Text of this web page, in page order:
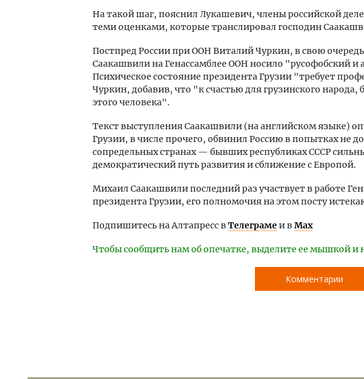
На такой шаг, пояснил Лукашевич, члены российской
теми оценками, которые транслировал господин
Постпред России при ООН Виталий Чуркин, в свою
Саакашвили на Генассамблее ООН носило "русофобский и
Психическое состояние президента Грузии "требует
Чуркин, добавив, что "к счастью для грузинского народа,
этого человека".
Текст выступления Саакашвили (на английском языке)
Грузии, в числе прочего, обвинил Россию в попытках не
сопредельных странах — бывших республиках СССР
демократический путь развития и сближение с Европой.
Михаил Саакашвили последний раз участвует в работе
президента Грузии, его полномочия на этом посту
Подпишитесь на Алтапресс вТелеграмеи вMax
Чтобы сообщить нам об опечатке, выделите ее мышкой и
Комментарии